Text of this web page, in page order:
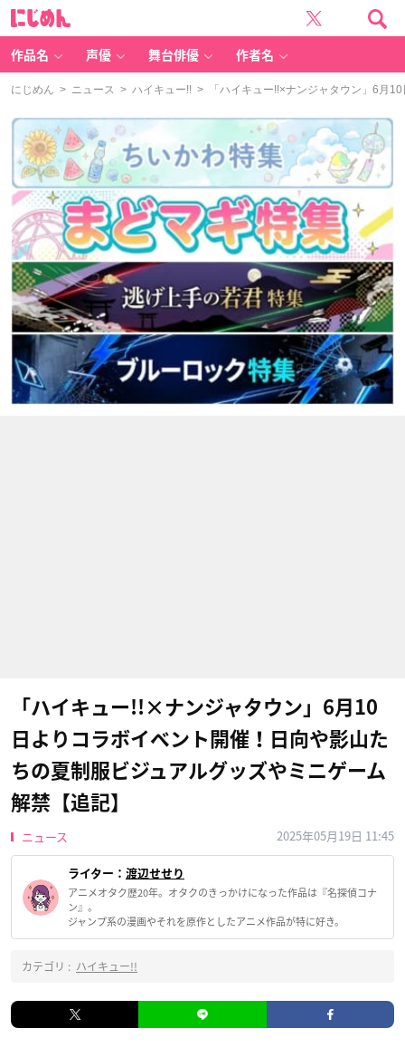
作品名 声優 舞台俳優 作者名
にじめん > ニュース > ハイキュー!! > 「ハイキュー!!×ナンジャタウン」6月
「ハイキュー!!×ナンジャタウン」6月10
日よりコラボイベント開催！日向や影山た
ちの夏制服ビジュアルグッズやミニゲーム
解禁【追記】
ニュース 2025年05月19日 11:45
ライター： 渡辺せせり
アニメオタク歴20年。オタクのきっかけになった作品は『名探偵コナ
ン』。
ジャンプ系の漫画やそれを原作としたアニメ作品が特に好き。
カテゴリ : ハイキュー!!